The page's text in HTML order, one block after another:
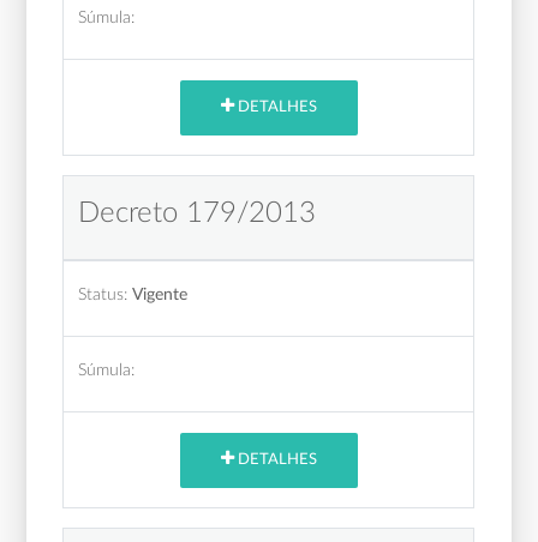
Súmula:
DETALHES
Decreto 179/2013
Status: Vigente
Súmula:
DETALHES